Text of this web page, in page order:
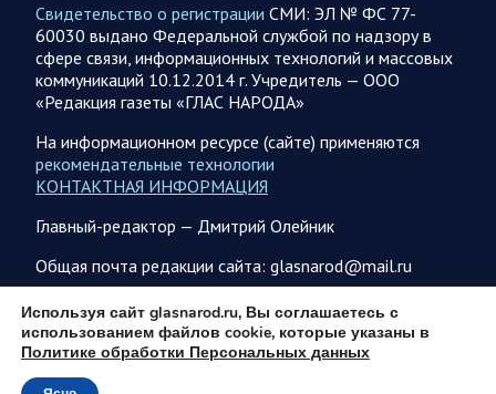
Сводка военных действий от Минобороны РФ 8
августа. Коротко
Группировка войск «Север» взяла под контроль населенный
пункт Ивановка в Харьковской области. Российские
08.08.2026 10:09
Спецоперация
В ночь 8 августа ВС РФ нанесли удары по объектам в 8
Олег Царев сообщает: Мониторинг противника насчитал
151 БПЛА, запущенный с территории России, из которых
якобы «сбиты/подавлены» – 135. В Киеве…
Свидетельство о регистрации СМИ: ЭЛ № ФС 77-
60030 выдано Федеральной службой по надзору в
сфере связи, информационных технологий и массовых
коммуникаций 10.12.2014 г. Учредитель — ООО
«Редакция газеты «ГЛАС НАРОДА»
На информационном ресурсе (сайте) применяются
рекомендательные технологии
КОНТАКТНАЯ ИНФОРМАЦИЯ
Главный-редактор — Дмитрий Олейник
Общая почта редакции сайта: glasnarod@mail.ru
ПОДПИСКА
Используя сайт glasnarod.ru, Вы соглашаетесь с
использованием файлов cookie, которые указаны в
Политике обработки Персональных данных